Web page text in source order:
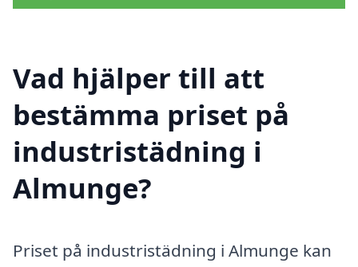
Vad hjälper till att
bestämma priset på
industristädning i
Almunge?
Priset på industristädning i Almunge kan